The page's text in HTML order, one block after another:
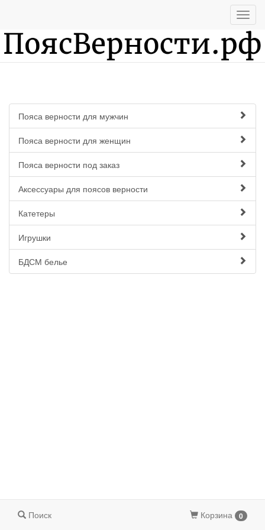
Пояса верности для мужчин
Пояса верности для женщин
Пояса верности под заказ
Аксессуары для поясов верности
Катетеры
Игрушки
БДСМ белье
Поиск Корзина 0